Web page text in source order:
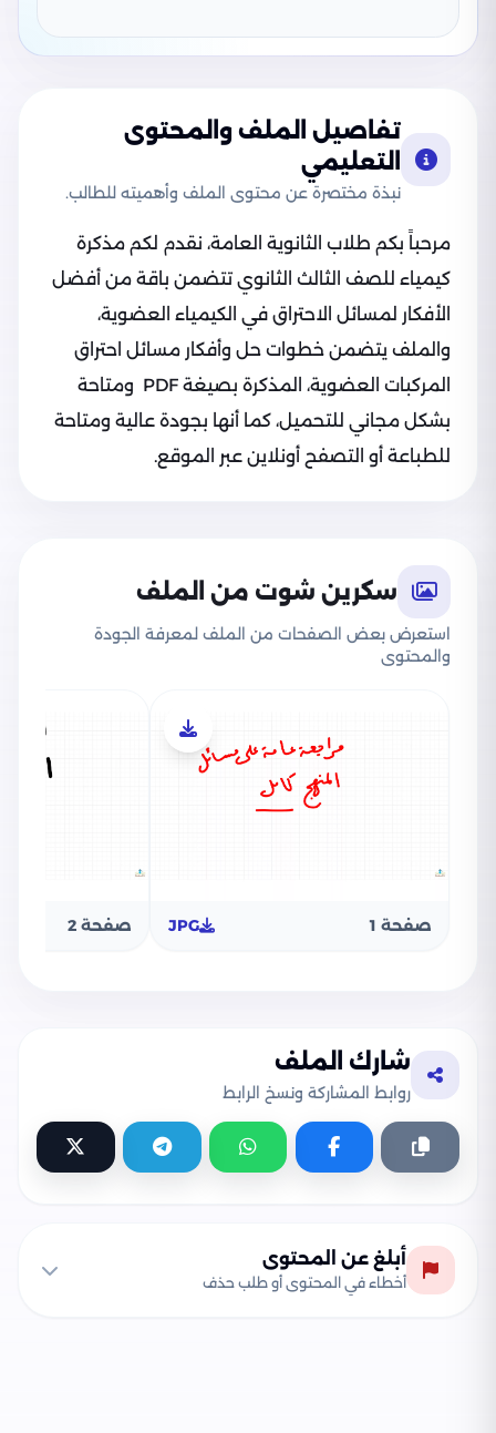
تفاصيل الملف والمحتوى
التعليمي
نبذة مختصرة عن محتوى الملف وأهميته للطالب.
مرحباً بكم طلاب الثانوية العامة، نقدم لكم مذكرة
كيمياء للصف الثالث الثانوي تتضمن باقة من أفضل
الأفكار لمسائل الاحتراق في الكيمياء العضوية،
والملف يتضمن خطوات حل وأفكار مسائل احتراق
المركبات العضوية، المذكرة بصيغة PDF ومتاحة
بشكل مجاني للتحميل، كما أنها بجودة عالية ومتاحة
للطباعة أو التصفح أونلاين عبر الموقع.
سكرين شوت من الملف
استعرض بعض الصفحات من الملف لمعرفة الجودة
والمحتوى
صفحة 1 JPG صفحة 2
شارك الملف
روابط المشاركة ونسخ الرابط
أبلغ عن المحتوى
أخطاء في المحتوى أو طلب حذف